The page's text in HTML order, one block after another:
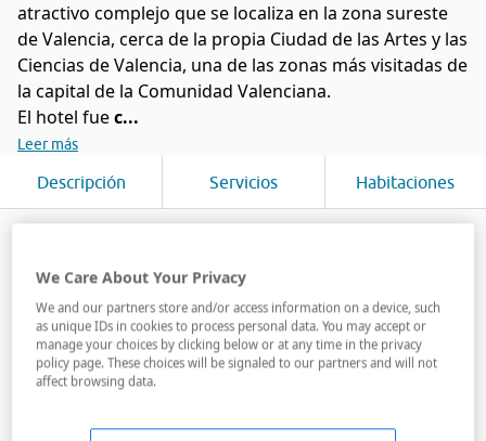
atractivo complejo que se localiza en la zona sureste
de Valencia, cerca de la propia Ciudad de las Artes y las
Ciencias de Valencia, una de las zonas más visitadas de
la capital de la Comunidad Valenciana.
El hotel fuec...
Leer más
Descripción Servicios Habitaciones
Servicios del alojamiento
Actividades para niños, Golf
MasterCard,Visa
We Care About Your Privacy
We and our partners store and/or access information on a device, such
as unique IDs in cookies to process personal data. You may accept or
manage your choices by clicking below or at any time in the privacy
policy page. These choices will be signaled to our partners and will not
affect browsing data.